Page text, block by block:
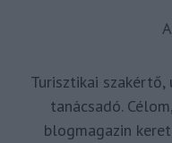
Turisztikai
tanácsadó.
blogmagazin